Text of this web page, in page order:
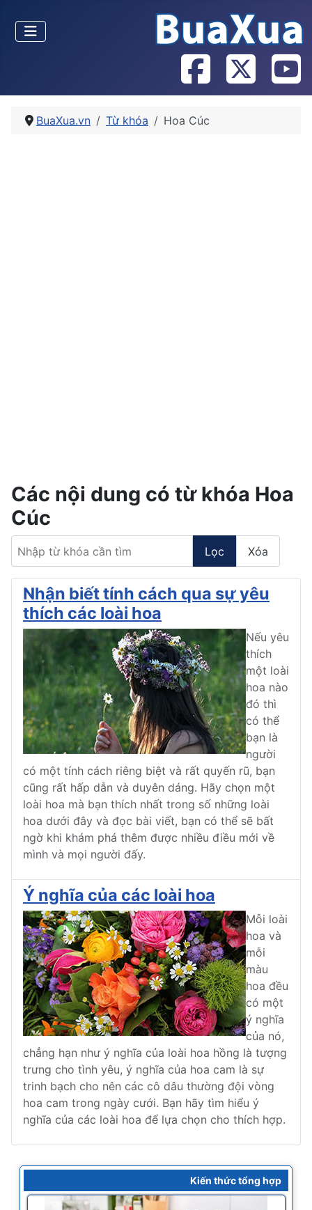
BuaXua.vn Từ khóa Hoa Cúc
Các nội dung có từ khóa Hoa
Cúc
Nhập từ khóa cần tìm
Lọc Xóa
Nhận biết tính cách qua sự yêu
thích các loài hoa
Nếu yêu
thích
một loài
hoa nào
đó thì
có thể
bạn là
người
có một tính cách riêng biệt và rất quyến rũ, bạn
cũng rất hấp dẫn và duyên dáng. Hãy chọn một
loài hoa mà bạn thích nhất trong số những loài
hoa dưới đây và đọc bài viết, bạn có thể sẽ bất
ngờ khi khám phá thêm được nhiều điều mới về
mình và mọi người đấy.
Ý nghĩa của các loài hoa
Mỗi loài
hoa và
mỗi
màu
hoa đều
có một
ý nghĩa
của nó,
chẳng hạn như ý nghĩa của loài hoa hồng là tượng
trưng cho tình yêu, ý nghĩa của hoa cam là sự
trinh bạch cho nên các cô dâu thường đội vòng
hoa cam trong ngày cưới. Bạn hãy tìm hiểu ý
nghĩa của các loài hoa để lựa chọn cho thích hợp.
Kiến thức tổng hợp